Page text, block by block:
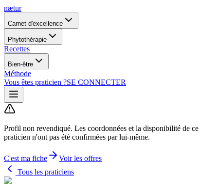
nætur
Carnet d'excellence
Phytothérapie
Recettes
Bien-être
Méthode
Vous êtes praticien ?SE CONNECTER
Profil non revendiqué. Les coordonnées et la disponibilité de ce
praticien n'ont pas été confirmées par lui-même.
C'est ma fiche
Voir les offres
Tous les praticiens